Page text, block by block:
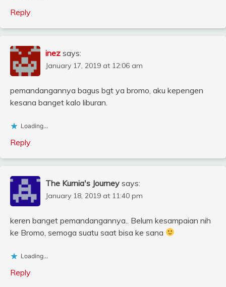
Reply
inez says:
January 17, 2019 at 12:06 am
pemandangannya bagus bgt ya bromo, aku kepengen
kesana banget kalo liburan.
Loading...
Reply
The Kurnia's Journey says:
January 18, 2019 at 11:40 pm
keren banget pemandangannya.. Belum kesampaian nih
ke Bromo, semoga suatu saat bisa ke sana
Loading...
Reply